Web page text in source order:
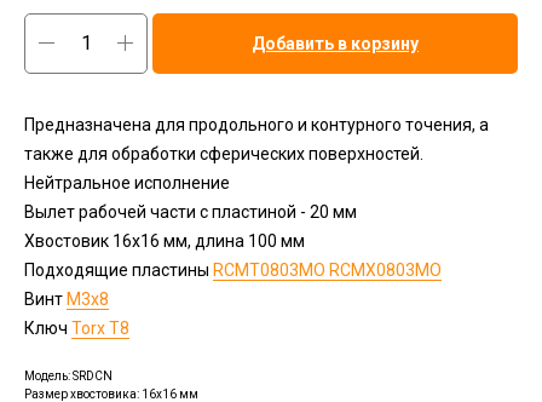
Добавить в корзину
Предназначена для продольного и контурного точения, а
также для обработки сферических поверхностей.
Нейтральное исполнение
Вылет рабочей части с пластиной - 20 мм
Хвостовик 16х16 мм, длина 100 мм
Подходящие пластины RCMT0803MO RCMX0803MO
Винт M3x8
Ключ Torx T8
Модель: SRDCN
Размер хвостовика: 16x16 мм